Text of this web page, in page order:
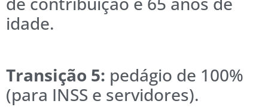
idade.
Transição 5: pedágio de 100%
(para INSS e servidores).